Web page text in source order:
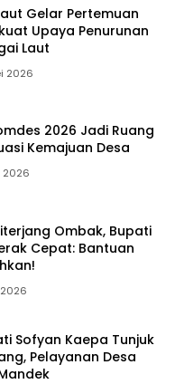
Gelar Pertemuan
Upaya Penurunan
Laut
2026
2026 Jadi Ruang
Kemajuan Desa
2026
Ombak, Bupati
Cepat: Bantuan
2026
Sofyan Kaepa Tunjuk
Pelayanan Desa